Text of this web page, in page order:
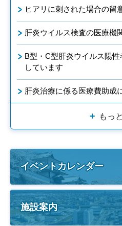
ヒアリに刺された場合の留
肝炎ウイルス検査の医療機
B型・C型肝炎ウイルス陽
しています
肝炎治療に係る医療費助成
もっ
イベントカレンダー
施設案内